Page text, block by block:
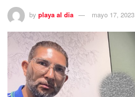
by playa al dia mayo 17, 2023